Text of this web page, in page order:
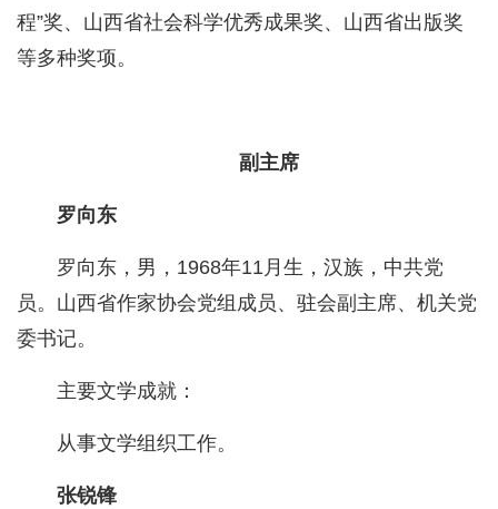
程”奖、山西省社会科学优秀成果奖、山西省出版奖
等多种奖项。
副主席
罗向东
罗向东，男，1968年11月生，汉族，中共党
员。山西省作家协会党组成员、驻会副主席、机关党
委书记。
主要文学成就：
从事文学组织工作。
张锐锋